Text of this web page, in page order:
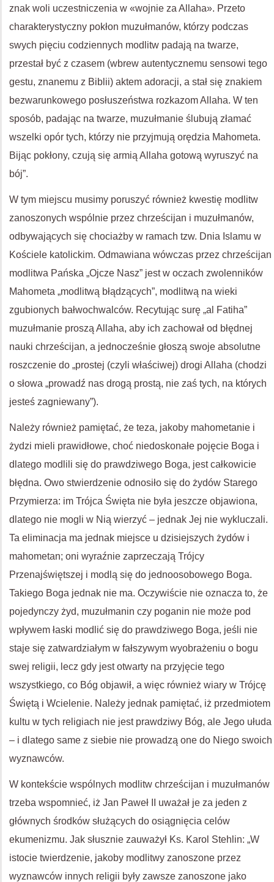
znak woli uczestniczenia w «wojnie za Allaha». Przeto
charakterystyczny pokłon muzułmanów, którzy podczas
swych pięciu codziennych modlitw padają na twarze,
przestał być z czasem (wbrew autentycznemu sensowi tego
gestu, znanemu z Biblii) aktem adoracji, a stał się znakiem
bezwarunkowego posłuszeństwa rozkazom Allaha. W ten
sposób, padając na twarze, muzułmanie ślubują złamać
wszelki opór tych, którzy nie przyjmują orędzia Mahometa.
Bijąc pokłony, czują się armią Allaha gotową wyruszyć na
bój”.
W tym miejscu musimy poruszyć również kwestię modlitw
zanoszonych wspólnie przez chrześcijan i muzułmanów,
odbywających się chociażby w ramach tzw. Dnia Islamu w
Kościele katolickim. Odmawiana wówczas przez chrześcijan
modlitwa Pańska „Ojcze Nasz” jest w oczach zwolenników
Mahometa „modlitwą błądzących”, modlitwą na wieki
zgubionych bałwochwalców. Recytując surę „al Fatiha”
muzułmanie proszą Allaha, aby ich zachował od błędnej
nauki chrześcijan, a jednocześnie głoszą swoje absolutne
roszczenie do „prostej (czyli właściwej) drogi Allaha (chodzi
o słowa „prowadź nas drogą prostą, nie zaś tych, na których
jesteś zagniewany”).
Należy również pamiętać, że teza, jakoby mahometanie i
żydzi mieli prawidłowe, choć niedoskonałe pojęcie Boga i
dlatego modlili się do prawdziwego Boga, jest całkowicie
błędna. Owo stwierdzenie odnosiło się do żydów Starego
Przymierza: im Trójca Święta nie była jeszcze objawiona,
dlatego nie mogli w Nią wierzyć – jednak Jej nie wykluczali.
Ta eliminacja ma jednak miejsce u dzisiejszych żydów i
mahometan; oni wyraźnie zaprzeczają Trójcy
Przenajświętszej i modlą się do jednoosobowego Boga.
Takiego Boga jednak nie ma. Oczywiście nie oznacza to, że
pojedynczy żyd, muzułmanin czy poganin nie może pod
wpływem łaski modlić się do prawdziwego Boga, jeśli nie
staje się zatwardziałym w fałszywym wyobrażeniu o bogu
swej religii, lecz gdy jest otwarty na przyjęcie tego
wszystkiego, co Bóg objawił, a więc również wiary w Trójcę
Świętą i Wcielenie. Należy jednak pamiętać, iż przedmiotem
kultu w tych religiach nie jest prawdziwy Bóg, ale Jego ułuda
– i dlatego same z siebie nie prowadzą one do Niego swoich
wyznawców.
W kontekście wspólnych modlitw chrześcijan i muzułmanów
trzeba wspomnieć, iż Jan Paweł II uważał je za jeden z
głównych środków służących do osiągnięcia celów
ekumenizmu. Jak słusznie zauważył Ks. Karol Stehlin: „W
istocie twierdzenie, jakoby modlitwy zanoszone przez
wyznawców innych religii były zawsze zanoszone jako